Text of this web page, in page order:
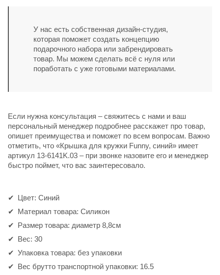
У нас есть собственная дизайн-студия,
которая поможет создать концепцию
подарочного набора или забрендировать
товар. Мы можем сделать всё с нуля или
поработать с уже готовыми материалами.
Если нужна консультация – свяжитесь с нами и ваш
персональный менеджер подробнее расскажет про товар,
опишет преимущества и поможет по всем вопросам. Важно
отметить, что «Крышка для кружки Funny, синий» имеет
артикул 13-6141K.03 – при звонке назовите его и менеджер
быстро поймет, что вас заинтересовало.
Цвет: Синий
Материал товара: Силикон
Размер товара: диаметр 8,8см
Вес: 30
Упаковка товара: без упаковки
Вес брутто транспортной упаковки: 16.5